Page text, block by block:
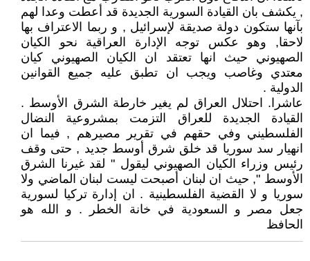
, يكشف بان القيادة السورية الجديدة قد أعطت وعدا لهم
بآنها ستكون دولة صديقة لإسرائيل , و ربما الاعتراف بها
لاحقا, وهو عكس توجه الإدارة العراقية نحو الكيان
الصهيوني حيث انها تعتقد ان الكيان الصهيوني كيان
معتدي وغاصب ويجب ان تطبق عليه جميع القوانين
الدولية .
عاشرا. احتلال العراق لم يغير خارطة الشرق الأوسط .
القيادة الجديدة للعراق التزمت بمشروعية النضال
الفلسطيني وفي حقهم في تقرير مصيرهم , فيما ان
انهيار سد سوريا قد خلق شرق أوسط جديد , حتى وقف
رئيس وزراء الكيان الصهيوني ليقول " لقد غيرنا الشرق
الأوسط ", حيث ان لبنان أصبحت ليست لبنان الماضي ولا
سوريا و لا القضية الفلسطينية . ان إدارة تركيا لسورية
جعل مصر و السعودية في خانة الخطر . و الله هو
الحافظ